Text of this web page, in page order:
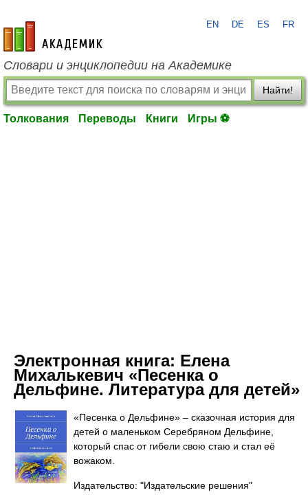
academic.ru
EN DE ES FR
Словари и энциклопедии на Академике
Найти!
Толкования Переводы Книги Игры ⚽
Электронная книга: Елена
Михалькевич «Песенка о
Дельфине. Литература для детей»
«Песенка о Дельфине» – сказочная история для
детей о маленьком Серебряном Дельфине,
который спас от гибели свою стаю и стал её
вожаком.
Издательство: "Издательские решения"